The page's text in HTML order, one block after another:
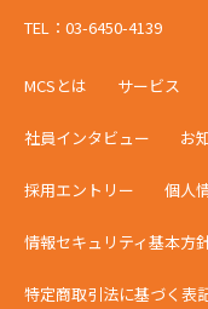
TEL：03-6450-4139
MCSとは サービス
社員インタビュー お
採用エントリー 個人
情報セキュリティ基本方
特定商取引法に基づく表